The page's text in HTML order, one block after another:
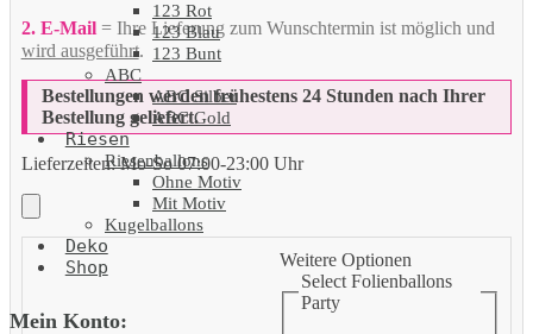
123 Rot
123 Blau
123 Bunt
ABC
ABC Silber
ABC Gold
Riesen
Riesenballons
Ohne Motiv
Mit Motiv
Kugelballons
Deko
Shop
Mein Konto:
2. E-Mail= Ihre Lieferung zum Wunschtermin ist möglich und
wird ausgeführt.
Bestellungen werden frühestens 24 Stunden nach Ihrer
Bestellung geliefert.
Lieferzeiten:Mo-So 07:00-23:00 Uhr
Weitere Optionen
Select Folienballons
Party